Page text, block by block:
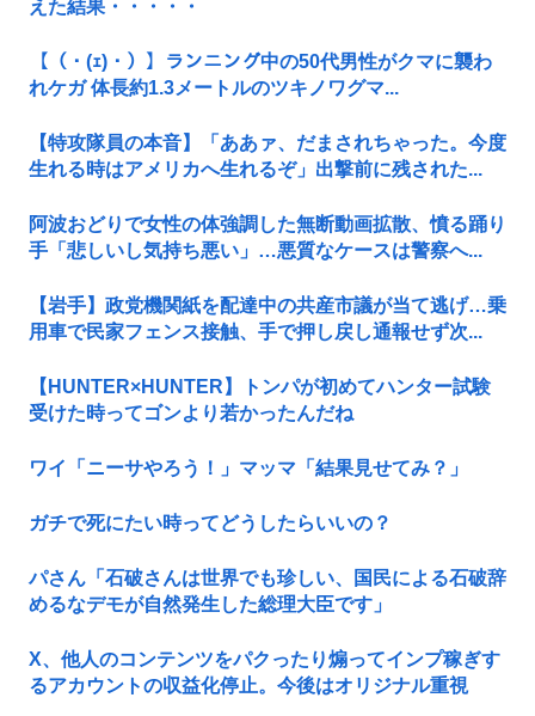
えた結果・・・・・
【（・(ｪ)・）】ランニング中の50代男性がクマに襲わ
れケガ 体長約1.3メートルのツキノワグマ...
【特攻隊員の本音】「ああァ、だまされちゃった。今度
生れる時はアメリカへ生れるぞ」出撃前に残された...
阿波おどりで女性の体強調した無断動画拡散、憤る踊り
手「悲しいし気持ち悪い」…悪質なケースは警察へ...
【岩手】政党機関紙を配達中の共産市議が当て逃げ…乗
用車で民家フェンス接触、手で押し戻し通報せず次...
【HUNTER×HUNTER】トンパが初めてハンター試験
受けた時ってゴンより若かったんだね
ワイ「ニーサやろう！」マッマ「結果見せてみ？」
ガチで死にたい時ってどうしたらいいの？
パさん「石破さんは世界でも珍しい、国民による石破辞
めるなデモが自然発生した総理大臣です」
X、他人のコンテンツをパクったり煽ってインプ稼ぎす
るアカウントの収益化停止。今後はオリジナル重視